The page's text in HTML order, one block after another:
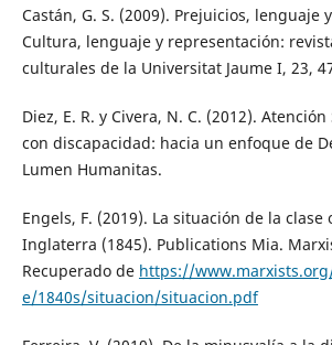
Castán, G. S. (2009). Prejuicios, lenguaje
Cultura, lenguaje y representación:
culturales de la Universitat Jaume I, 23,
Diez, E. R. y Civera, N. C. (2012).
con discapacidad: hacia un enfoque de
Lumen Humanitas.
Engels, F. (2019). La situación de la clase
Inglaterra (1845). Publications Mia.
Recuperado de https://
e/1840s/situacion/situacion.pdf